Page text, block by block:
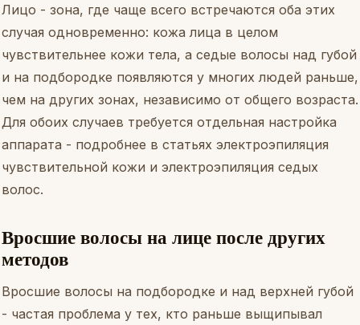
Лицо - зона, где чаще всего встречаются оба этих
случая одновременно: кожа лица в целом
чувствительнее кожи тела, а седые волосы над губой
и на подбородке появляются у многих людей раньше,
чем на других зонах, независимо от общего возраста.
Для обоих случаев требуется отдельная настройка
аппарата - подробнее в статьях электроэпиляция
чувствительной кожи и электроэпиляция седых
волос.
Вросшие волосы на лице после других
методов
Вросшие волосы на подбородке и над верхней губой
- частая проблема у тех, кто раньше выщипывал